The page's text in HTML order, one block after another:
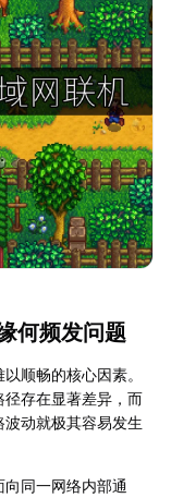
何频发问题
顺畅的核心因素。
存在显著差异，而
动就极其容易发生
同一网络内部通